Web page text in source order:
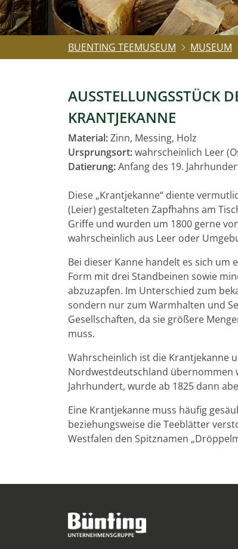
BUENTING TEEMUSEUM MUSEUM
AUSSTELLUNGSSTÜCK
KRANTJEKANNE
Material:Zinn, Messing, Holz
Ursprungsort:wahrscheinlich Leer
Datierung:Anfang des 19.
Diese „Krantjekanne“ diente
(Leier) gestalteten Zapfhahns am
Griffe und wurden um 1800 gerne
wahrscheinlich aus Leer oder
Bei dieser Kanne handelt es sich um
Form mit drei Standbeinen sowie
abzuzapfen. Im Unterschied zum
sondern nur zum Warmhalten und
Gesellschaften, da sie größere
muss.
Wahrscheinlich ist die Krantjekanne
Nordwestdeutschland übernommen
Jahrhundert, wurde ab 1825 dann
Eine Krantjekanne muss häufig
beziehungsweise die Teeblätter
Westfalen den Spitznamen